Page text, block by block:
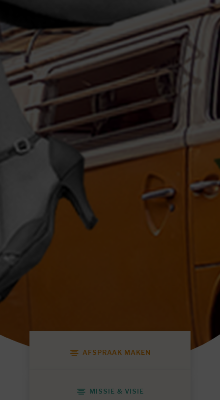
AFSPRAAK MAKEN
MISSIE & VISIE